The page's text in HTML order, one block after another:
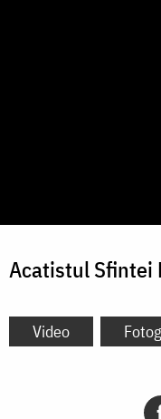
Acatistul Sfintei
Video